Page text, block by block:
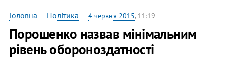
Головна — Політика — 4 червня 2015, 11:19
Порошенко назвав мінімальним
рівень обороноздатності